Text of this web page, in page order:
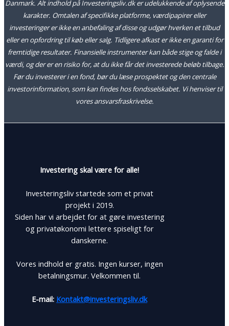
Danmark. Alt indhold på Investeringsliv.dk er udelukkende af oplysende
karakter. Omtalen af specifikke platforme, værdipapirer eller
investeringer er ikke en anbefaling af disse og udgør hverken et tilbud
eller en opfordring til køb eller salg. Tidligere afkast er ikke en garanti for
fremtidige resultater. Finansielle instrumenter kan både stige og falde i
værdi, og der er en risiko for, at du ikke får det investerede beløb tilbage.
Før du investerer i en fond, bør du læse prospektet og den centrale
investorinformation, som kan findes hos fondsselskabet. Vi henviser til
vores ansvarsfraskrivelse.
Investering skal være for alle!
Investeringsliv startede som et privat
projekt i 2019.
Siden har vi arbejdet for at gøre investering
og privatøkonomi lettere spiseligt for
danskerne.
Vores indhold er gratis. Ingen kurser, ingen
betalningsmur. Velkommen til.
E-mail: Kontakt@investeringsliv.dk